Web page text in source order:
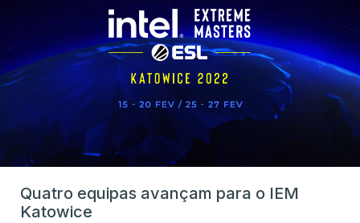
Quatro equipas avançam para o IEM
Katowice